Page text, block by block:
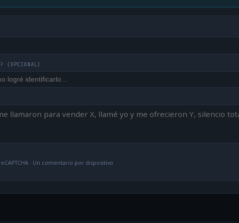
(OPCIONAL)
· Un comentario por dispositivo